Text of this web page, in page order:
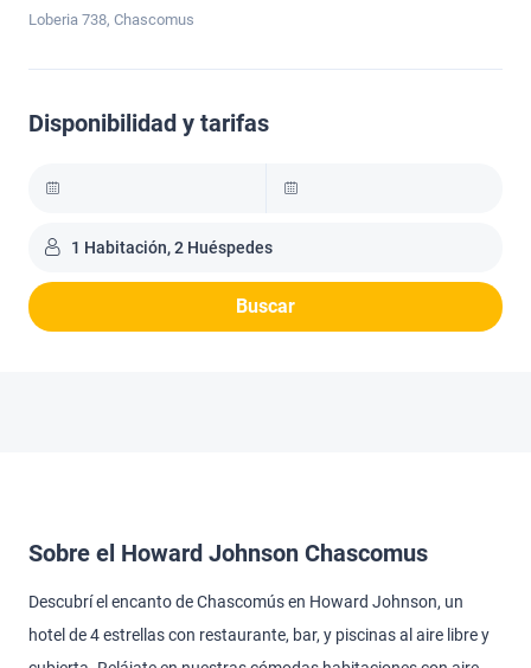
Loberia 738, Chascomus
Disponibilidad y tarifas
1 Habitación, 2 Huéspedes
Buscar
Sobre el Howard Johnson Chascomus
Descubrí el encanto de Chascomús en Howard Johnson, un
hotel de 4 estrellas con restaurante, bar, y piscinas al aire libre y